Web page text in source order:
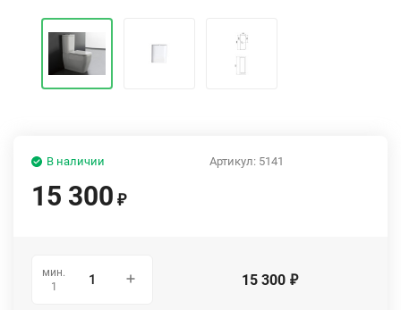
Артикул: 5141
В наличии
15 300 ₽
мин.
1
15 300 ₽